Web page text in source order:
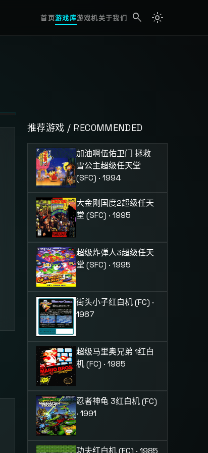
首页游戏库游戏机关于我们 search light_mode
推荐游戏 / RECOMMENDED
加油啊伍佑卫门 拯救
雪公主超级任天堂
(SFC) · 1994
大金刚国度2超级任天
堂 (SFC) · 1995
超级炸弹人3超级任天
堂 (SFC) · 1995
街头小子红白机 (FC) ·
1987
超级马里奥兄弟 1红白
机 (FC) · 1985
忍者神龟 3红白机 (FC)
· 1991
功夫红白机 (FC) · 1985